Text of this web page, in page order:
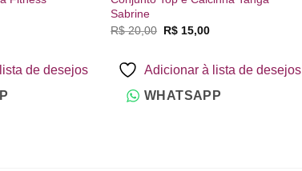
é:
R$ 45,00.de desejos
Sabrine
R$20,00 O
era:
R$ 20,00.
R$ 15,00O
é:
R$ 15,00.
Adicionar à lista de desejos
WHATSAPP